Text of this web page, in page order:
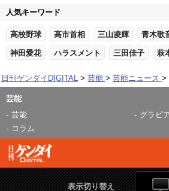
人気キーワード
高校野球 高市首相 三山凌輝 青木歌
神田愛花 ハラスメント 三田佳子 萩
日刊ゲンダイDIGITAL 芸能 芸能ニュース
芸能
芸能
グラビ
コラム
表示切り替え